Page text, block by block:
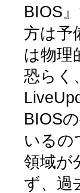
BIOS
方は予
は物理
恐らく
BIOS
いるの
領域が
ず、過